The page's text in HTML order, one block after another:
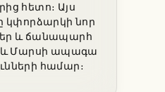
հետո։ Այս
կփորձարկի նոր
և ճանապարհ
և Մարսի ապագա
համար։